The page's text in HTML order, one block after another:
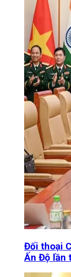
Đối thoại
Ấn Độ lần